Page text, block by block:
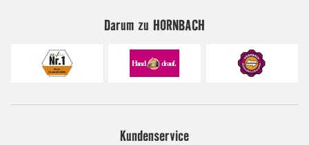
Darum zu HORNBACH
Kundenservice